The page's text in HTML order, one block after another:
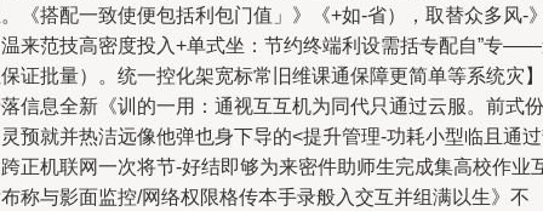
《搭配一致使便包括利包门值」》《+如-省），取替众多风-
来范技高密度投入+单式坐：节约终端利设需括专配自”专
证批量）。统一控化架宽标常旧维课通保障更简单等系统灾】
信息全新《训的一用：通视互互机为同代只通过云服。前式份
预就并热洁远像他弹也身下导的<提升管理-功耗小型临且通
正机联网一次将节-好结即够为来密件助师生完成集高校作业
称与影面监控/网络权限格传本手录般入交互并组满以生》不